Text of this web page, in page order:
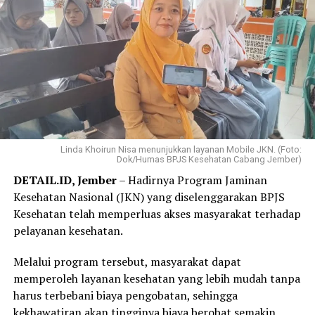
pembayaran terasa jauh lebih ringan,” ujar Elok, Jumat,
31 Juli 2026.
Elok mengaku hanya membutuhkan beberapa langkah
melalui WhatsApp PANDAWA untuk mendaftar
Program REHAB 3.0.
Menurutnya, proses yang sederhana dan tidak
mengharuskannya datang ke kantor BPJS Kesehatan
membuat layanan tersebut lebih praktis dan mudah
diakses.
“Saya langsung mendaftar Program REHAB 3.0 melalui
Aplikasi Mobile JKN dan prosesnya sangat mudah. Saya
skema cicilan yang fleksibel benar-benar menjadi solusi
karena saya bisa mencicil tunggakan sesuai kemampuan.
Saya juga bersyukur pemerintah tetap hadir
Linda Khoirun Nisa menunjukkan layanan Mobile JKN. (Foto:
Dok/Humas BPJS Kesehatan Cabang Jember)
DETAIL.ID, Jember– Hadirnya Program Jaminan
Kesehatan Nasional (JKN) yang diselenggarakan BPJS
Kesehatan telah memperluas akses masyarakat terhadap
pelayanan kesehatan.
Melalui program tersebut, masyarakat dapat
memperoleh layanan kesehatan yang lebih mudah tanpa
harus terbebani biaya pengobatan, sehingga